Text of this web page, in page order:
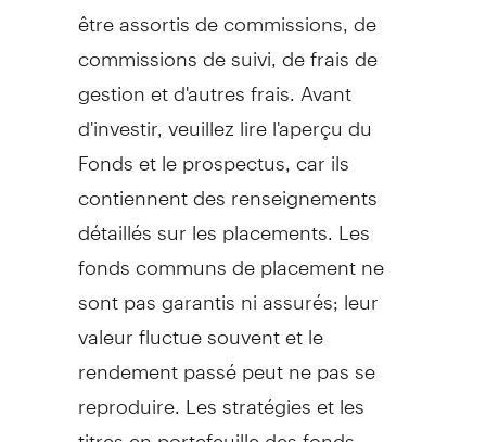
être assortis de commissions, de
commissions de suivi, de frais de
gestion et d'autres frais. Avant
d'investir, veuillez lire l'aperçu du
Fonds et le prospectus, car ils
contiennent des renseignements
détaillés sur les placements. Les
fonds communs de placement ne
sont pas garantis ni assurés; leur
valeur fluctue souvent et le
rendement passé peut ne pas se
reproduire. Les stratégies et les
titres en portefeuille des fonds